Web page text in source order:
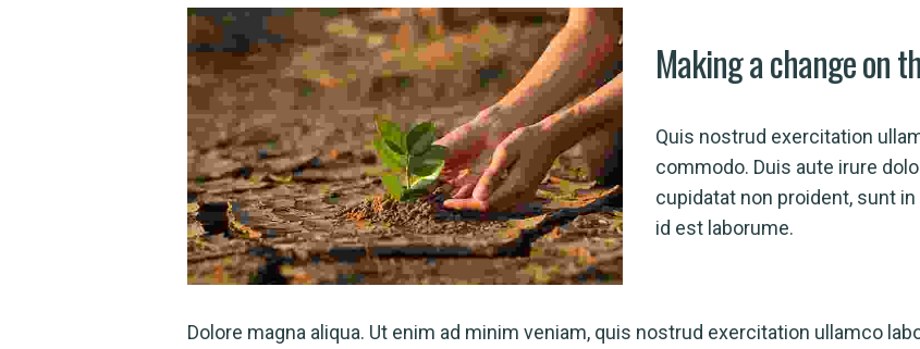
Making a change on
Quis nostrud exercitation
commodo. Duis aute irure
cupidatat non proident, sunt
id est laborume.
Dolore magna aliqua. Ut enim ad minim veniam, quis nostrud exercitation ullamco